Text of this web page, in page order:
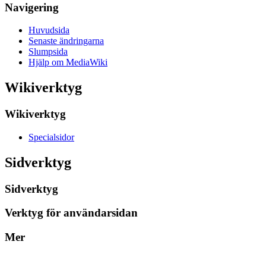
Navigering
Huvudsida
Senaste ändringarna
Slumpsida
Hjälp om MediaWiki
Wikiverktyg
Wikiverktyg
Specialsidor
Sidverktyg
Sidverktyg
Verktyg för användarsidan
Mer